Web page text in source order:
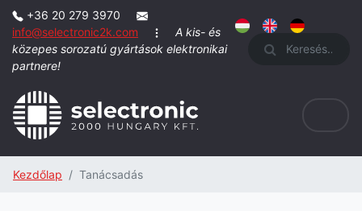
+36 20 279 3970
info@selectronic2k.com
A kis- és
közepes sorozatú gyártások elektronikai
partnere!
Keresés
Kezdőlap Tanácsadás